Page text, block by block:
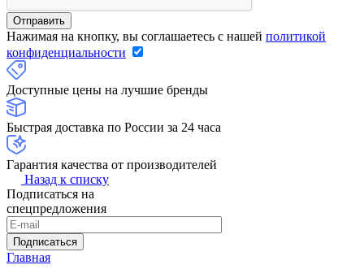
Нажимая на кнопку, вы соглашаетесь с нашей политикой
конфиденциальности
Доступные цены на лучшие бренды
Быстрая доставка по России за 24 часа
Гарантия качества от производителей
Назад к списку
Подписаться на
спецпредложения
Подписаться
Главная